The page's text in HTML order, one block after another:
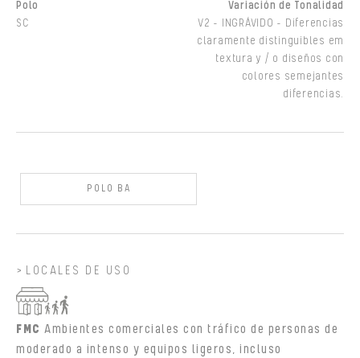
Polo
SC
Variación de Tonalidad
V2 - INGRÁVIDO - Diferencias
claramente distinguibles em
textura y / o diseños con
colores semejantes
diferencias.
POLO BA
LOCALES DE USO
FMC Ambientes comerciales con tráfico de personas de
moderado a intenso y equipos ligeros, incluso